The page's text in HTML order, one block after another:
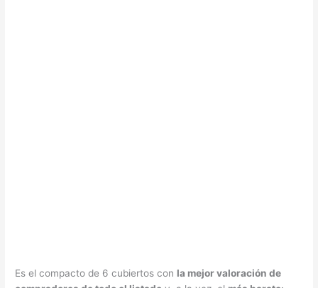
Es el compacto de 6 cubiertos con la mejor valoración de